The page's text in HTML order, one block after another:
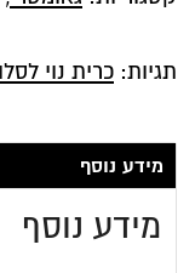
תגיות: כרית נוי
מידע נוסף
מידע נוסף